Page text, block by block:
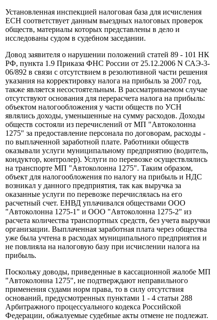
Установленная инспекцией налоговая база для исчисления
ЕСН соответствует данным выездных налоговых проверок
обществ, материалы которых представлены в дело и
исследованы судом в судебном заседании.
Довод заявителя о нарушении положений статей 89 - 101 НК
РФ, пункта 1.9 Приказа ФНС России от 25.12.2006 N САЭ-3-
06/892 в связи с отсутствием в резолютивной части решения
указания на корректировку налога на прибыль за 2007 год,
также является несостоятельным. В рассматриваемом случае
отсутствуют основания для перерасчета налога на прибыль:
объектом налогообложения у части обществ по УСН
являлись доходы, уменьшенные на сумму расходов. Доходы
обществ состояли из перечислений от МП "Автоколонна
1275" за предоставление персонала по договорам, расходы -
по выплаченной заработной плате. Работники обществ
оказывали услуги муниципальному предприятию (водитель,
кондуктор, контролер). Услуги по перевозке осуществлялись
на транспорте МП "Автоколонна 1275". Таким образом,
объект для налогообложения по налогу на прибыль и НДС
возникал у данного предприятия, так как выручка за
оказанные услуги по перевозке перечислялась на его
расчетный счет. ЕНВД уплачивался обществами ООО
"Автоколонна 1275-1" и ООО "Автоколонна 1275-2" из
расчета количества транспортных средств, без учета выручки
организации. Выплаченная заработная плата через общества
уже была учтена в расходах муниципального предприятия и
не повлияла на налоговую базу при исчислении налога на
прибыль.
Поскольку доводы, приведенные в кассационной жалобе МП
"Автоколонна 1275", не подтверждают неправильного
применения судами норм права, то в силу отсутствия
оснований, предусмотренных пунктами 1 - 4 статьи 288
Арбитражного процессуального кодекса Российской
Федерации, обжалуемые судебные акты отмене не подлежат.